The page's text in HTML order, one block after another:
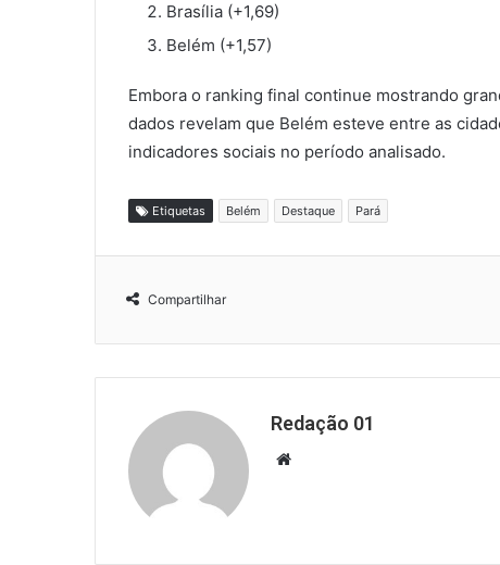
Brasília (+1,69)
Belém (+1,57)
Embora o ranking final continue mostrando
dados revelam que Belém esteve entre as
indicadores sociais no período analisado.
Etiquetas Belém Destaque Pará
Compartilhar
Redação 01
Website